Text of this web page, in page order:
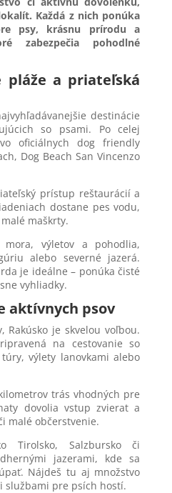
Každá z nich ponúka
psy, krásnu prírodu a
zabezpečia pohodlné
pláže a priateľská
destinácie
so psami. Po celej
oficiálnych dog friendly
Dog Beach San Vincenzo
prístup reštaurácií a
dostane pes vodu,
maškrty.
mora, výletov a pohodlia,
alebo severné jazerá.
je ideálne – ponúka čisté
vyhliadky.
aktívnych psov
Rakúsko je skvelou voľbou.
na cestovanie so
výlety lanovkami alebo
trás vhodných pre
dovolia vstup zvierat a
malé občerstvenie.
Tirolsko, Salzbursko či
jazerami, kde sa
Nájdeš tu aj množstvo
službami pre psích hostí.